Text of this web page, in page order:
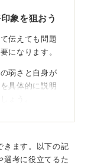
象を狙おう
伝えても問題
になります。
弱さと自身が
具体的に説明
ょう。
がっているか
きます。以下の記
選考に役立てるた